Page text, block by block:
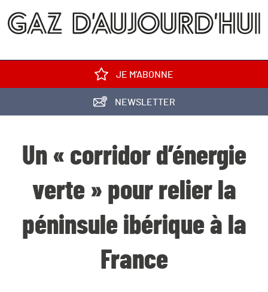
JE M'ABONNE
NEWSLETTER
Un « corridor d’énergie
verte » pour relier la
péninsule ibérique à la
France